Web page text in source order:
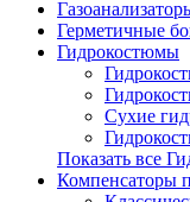
Герметичные
Гидрокостюмы
Сухие
Показать все
Компенсаторы